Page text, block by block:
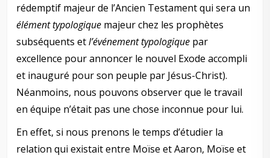
rédemptif majeur de l’Ancien Testament qui sera un
élément typologique majeur chez les prophètes
subséquents etl’événement typologique par
excellence pour annoncer le nouvel Exode accompli
et inauguré pour son peuple par Jésus-Christ).
Néanmoins, nous pouvons observer que le travail
en équipe n’était pas une chose inconnue pour lui.
En effet, si nous prenons le temps d’étudier la
relation qui existait entre Moïse et Aaron, Moïse et